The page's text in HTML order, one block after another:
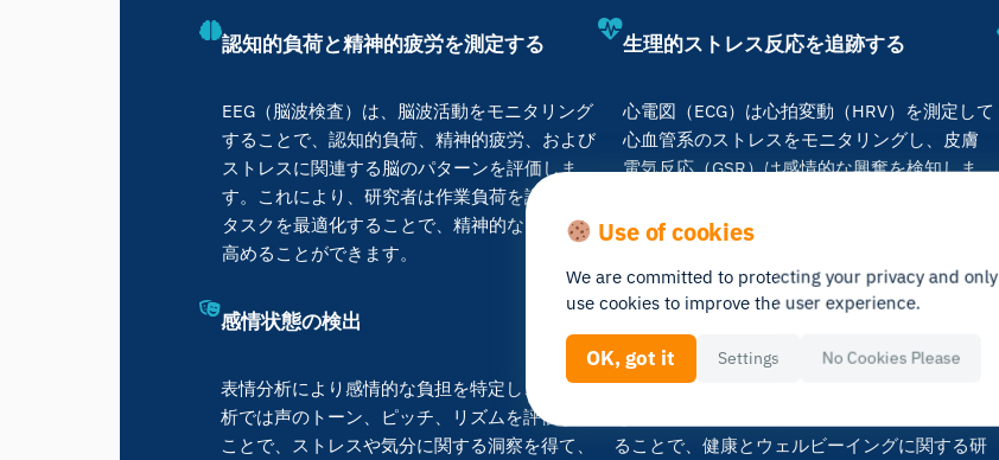
認知的負荷と精神的疲労を測定する
EEG（脳波検査）は、脳波活動をモニタリング
することで、認知的負荷、精神的疲労、および
ストレスに関連する脳のパターンを評価しま
す。これにより、研究者は作業負荷を評価し、
タスクを最適化することで、精神的な明晰さを
高めることができます。
生理的ストレス反応を追跡する
心電図（ECG）は心拍変動（HRV）を測定して
心血管系のストレスをモニタリングし、皮膚
電気反応（GSR）は感情的な興奮を検知しま
ストレスによる変化を特定するとともに、リ
感情状態の検出
表情分析により感情的な負担を特定し、音声分
析では声のトーン、ピッチ、リズムを評価する
ことで、ストレスや気分に関する洞察を得て、
高度な調査ツール
自己申告によるフィードバックを収集し、それ
ることで、健康とウェルビーイングに関する研
Use of cookies
We are committed to protecting your privacy and only
use cookies to improve the user experience.
OK, got it Settings No Cookies Please